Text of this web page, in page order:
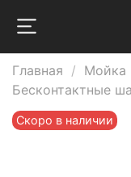
Главная
Мойка
Бесконтактные
Скоро в наличии